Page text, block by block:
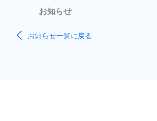
お知らせ
お知らせ一覧に戻る